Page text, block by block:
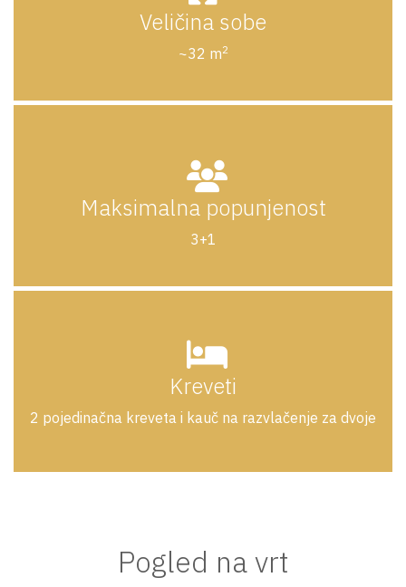
Veličina sobe
~32 m2
Maksimalna popunjenost
3+1
Kreveti
2 pojedinačna kreveta i kauč na razvlačenje za dvoje
Pogled na vrt